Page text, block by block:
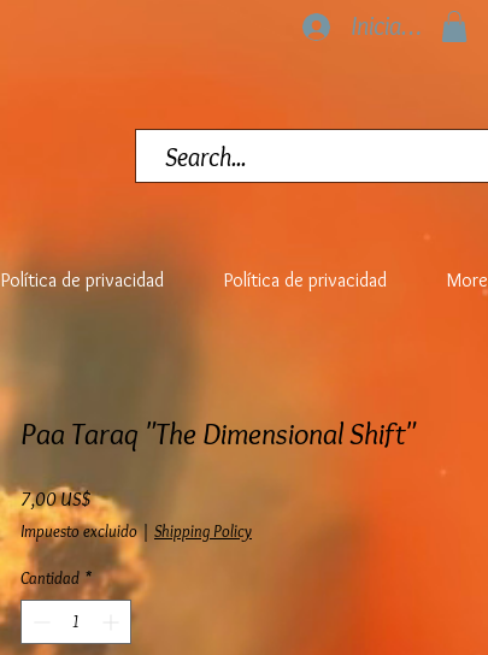
Iniciar sesión
Política de privacidad Política de privacidad More
Paa Taraq "The Dimensional Shift"
7,00 US$Precio
Impuesto excluido| Shipping Policy
Cantidad *